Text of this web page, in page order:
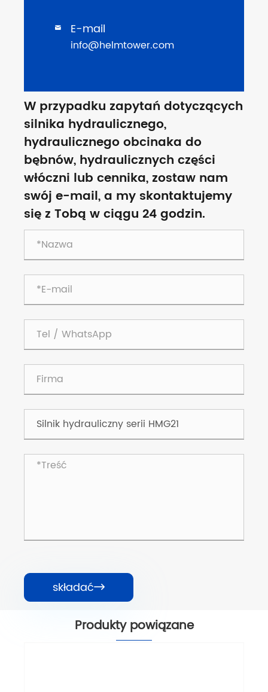
 E-mail
info@helmtower.com
W przypadku zapytań dotyczących
silnika hydraulicznego,
hydraulicznego obcinaka do
bębnów, hydraulicznych części
włóczni lub cennika, zostaw nam
swój e-mail, a my skontaktujemy
się z Tobą w ciągu 24 godzin.
składać
Produkty powiązane